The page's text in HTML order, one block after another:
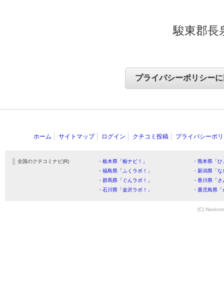
駿東郡
ホーム サイトマップ ログイン クチコミ投稿 プライバシーポ
全国のクチコミナビ(R) ・栃木県「栃ナビ！」
・熊本県「
・福島県「ふくラボ！」
・新潟県「
・群馬県「ぐんラボ！」
・香川県「
・石川県「金沢ラボ！」
・鹿児島県
(C)